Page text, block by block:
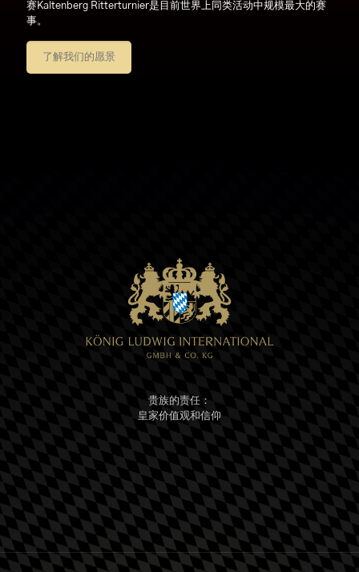
赛Kaltenberg Ritterturnier是目前世界上同类活动中规模最大的赛
事。
了解我们的愿景
贵族的责任：
皇家价值观和信仰